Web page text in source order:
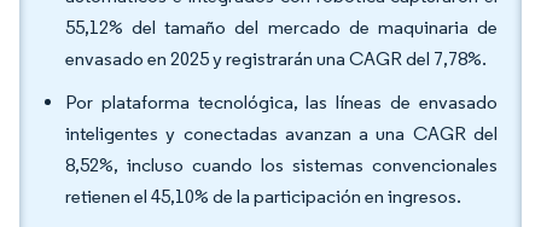
55,12% del tamaño del mercado de maquinaria de
envasado en 2025 y registrarán una CAGR del 7,78%.
Por plataforma tecnológica, las líneas de envasado
inteligentes y conectadas avanzan a una CAGR del
8,52%, incluso cuando los sistemas convencionales
retienen el 45,10% de la participación en ingresos.